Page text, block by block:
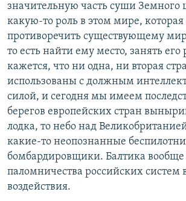
значительную часть суши Земного
какую-то роль в этом мире, которая
противоречить существующему
то есть найти ему место, занять
кажется, что ни одна, ни вторая
использованы с должным
силой, и сегодня мы имеем
берегов европейских стран
лодка, то небо над
какие-то неопознанные
бомбардировщики. Балтика вообще
паломничества российских систем
воздействия.